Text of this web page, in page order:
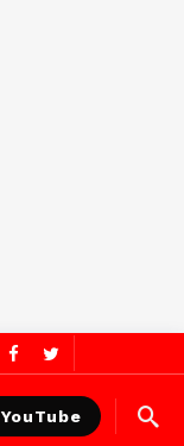
YouTube